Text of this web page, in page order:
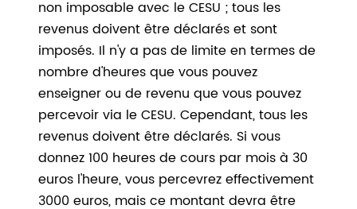
non imposable avec le CESU ; tous les
revenus doivent être déclarés et sont
imposés. Il n'y a pas de limite en termes de
nombre d'heures que vous pouvez
enseigner ou de revenu que vous pouvez
percevoir via le CESU. Cependant, tous les
revenus doivent être déclarés. Si vous
donnez 100 heures de cours par mois à 30
euros l'heure, vous percevrez effectivement
3000 euros, mais ce montant devra être